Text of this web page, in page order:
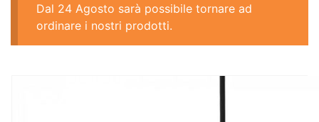
Dal 24 Agosto sarà possibile tornare ad
ordinare i nostri prodotti.